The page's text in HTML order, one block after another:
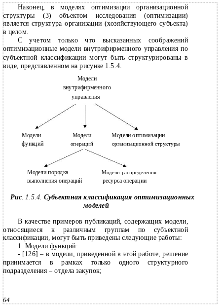
Наконец, в моделях оптимизации организационной
структуры (3) объектом исследования (оптимизации)
является структура организации (хозяйствующего субъекта)
в целом.
С учетом только что высказанных соображений
оптимизационные модели внутрифирменного управления по
субъектной классификации могут быть структурированы в
виде, представленном на рисунке 1.5.4.
Модели
внутрифирменного
управления
Модели Модели
Модели оптимизации
функций
операций организационной структуры
Модели порядка Модели распределения
выполнения операций ресурса операции
Рис. 1.5.4. Субъектная классификация оптимизационных
моделей
В качестве примеров публикаций, содержащих модели,
относящиеся к различным группам по субъектной
классификации, могут быть приведены следующие работы:
1. Модели функций:
- [126] – в модели, приведенной в этой работе, решение
принимается в рамках только одного структурного
подразделения – отдела закупок;
64